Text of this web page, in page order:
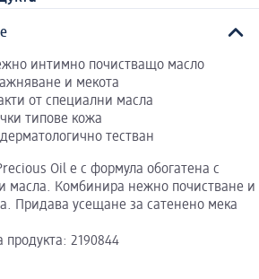
интимно почистващо масло
и мекота
от специални масла
типове кожа
тестван
Oil е с формула обогатена с
масла. Комбинира нежно почистване и
Придава усещане за сатенено мека
2190844